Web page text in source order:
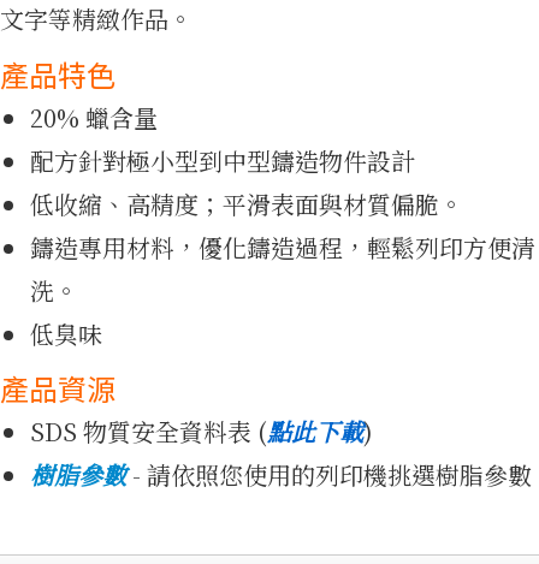
產品
作品集
文字等精緻作品。
產品特色
20% 蠟含量
配方針對極小型到中型鑄造物件設計
低收縮、高精度；平滑表面與材質偏脆。
鑄造專用材料，優化鑄造過程，輕鬆列印方便清
洗。
低臭味
產品資源
SDS 物質安全資料表 (點此下載)
樹脂參數 - 請依照您使用的列印機挑選樹脂參數